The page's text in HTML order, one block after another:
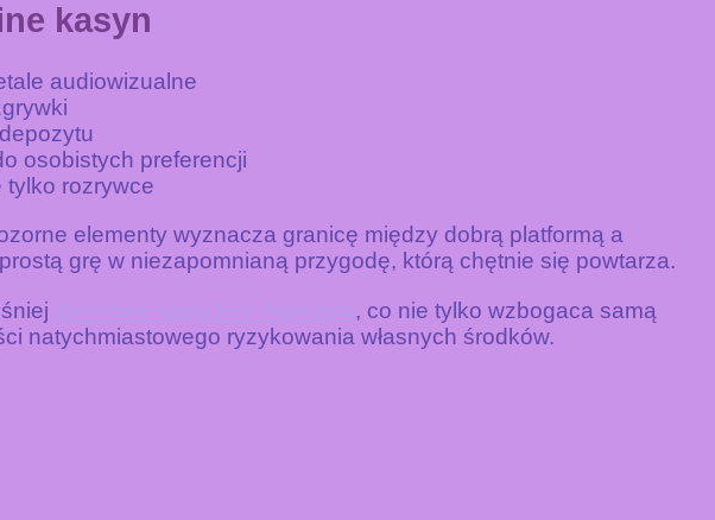
kasyn
audiowizualne
osobistych preferencji
tylko rozrywce
elementy wyznacza granicę między dobrą platformą a
grę w niezapomnianą przygodę, którą chętnie się powtarza.
, co nie tylko wzbogaca samą
natychmiastowego ryzykowania własnych środków.